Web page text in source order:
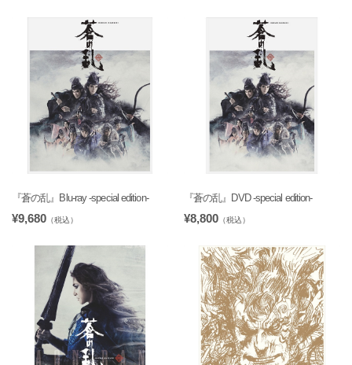
『蒼の乱』Blu-ray -special edition-
¥9,680 （税込）
『蒼の乱』DVD -special edition-
¥8,800 （税込）